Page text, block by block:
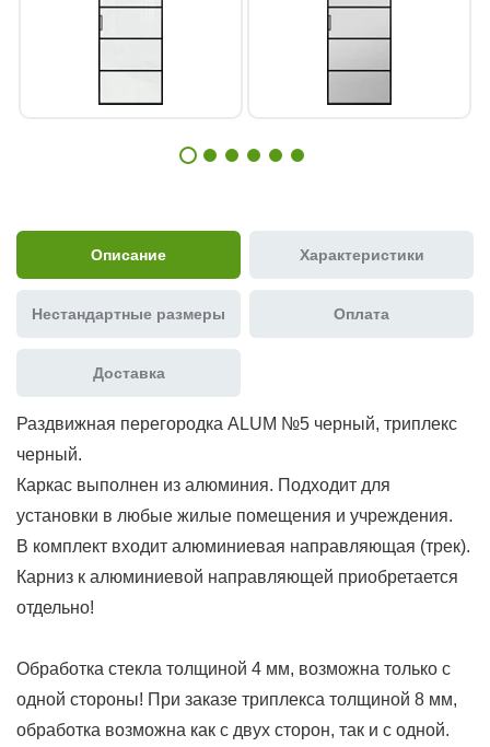
Описание Характеристики
Нестандартные размеры Оплата
Доставка
Раздвижная перегородка ALUM №5 черный, триплекс
черный.
Каркас выполнен из алюминия. Подходит для
установки в любые жилые помещения и учреждения.
В комплект входит алюминиевая направляющая (трек).
Карниз к алюминиевой направляющей приобретается
отдельно!
Обработка стекла толщиной 4 мм, возможна только с
одной стороны! При заказе триплекса толщиной 8 мм,
обработка возможна как с двух сторон, так и с одной.